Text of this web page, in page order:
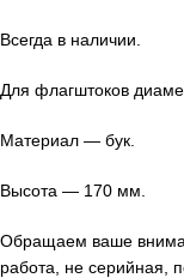
Всегда в наличии.
Для флагштоков
Материал — бук.
Высота — 170 мм.
Обращаем ваше
работа, не серийная,